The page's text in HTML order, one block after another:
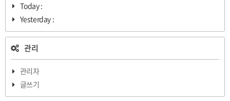
Today :
Yesterday :
관리
관리자
글쓰기